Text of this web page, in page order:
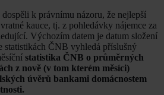
k právnímu názoru, že nejlepší
kauce, tj. z pohledávky nájemce za
Výchozím datem je datum složení
statistikách ČNB vyhledá příslušný
statistika ČNB o průměrných
z nově (v tom kterém měsíci)
úvěrů bankami domácnostem